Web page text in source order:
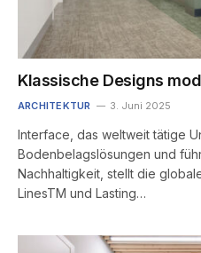
Klassische Designs
ARCHITEKTUR 3. Juni 2025
Interface, das weltweit tätige
Bodenbelagslösungen und
Nachhaltigkeit, stellt die
LinesTM und Lasting…